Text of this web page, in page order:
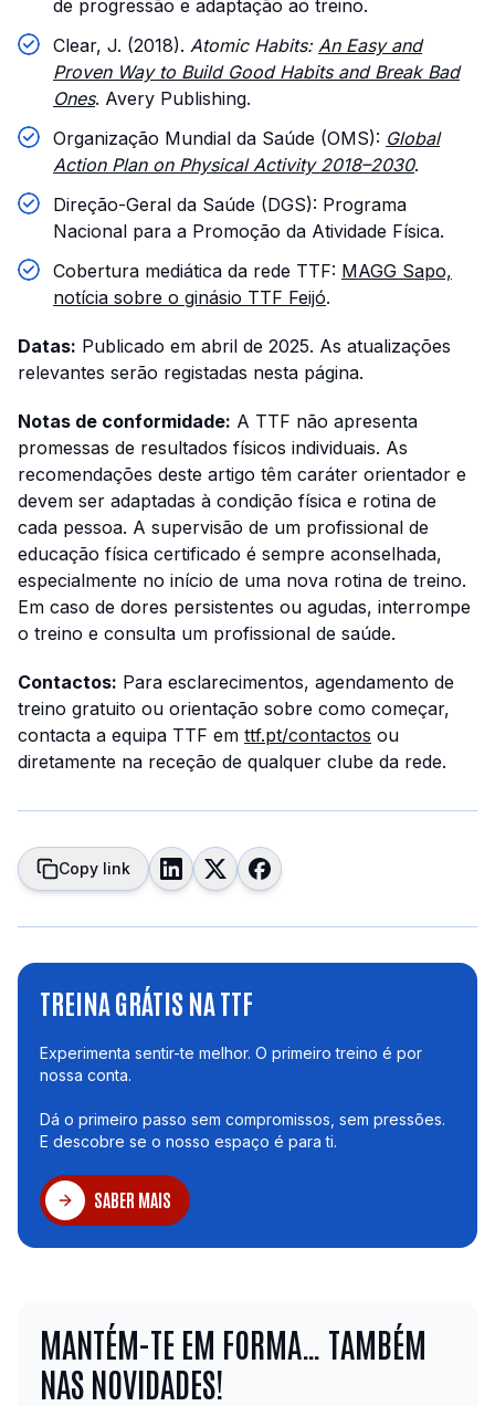
de progressão e adaptação ao treino.
Clear, J. (2018). Atomic Habits: An Easy and
Proven Way to Build Good Habits and Break Bad
Ones. Avery Publishing.
Organização Mundial da Saúde (OMS): Global
Action Plan on Physical Activity 2018–2030.
Direção-Geral da Saúde (DGS): Programa
Nacional para a Promoção da Atividade Física.
Cobertura mediática da rede TTF: MAGG Sapo,
notícia sobre o ginásio TTF Feijó.
Datas: Publicado em abril de 2025. As atualizações
relevantes serão registadas nesta página.
Notas de conformidade: A TTF não apresenta
promessas de resultados físicos individuais. As
recomendações deste artigo têm caráter orientador e
devem ser adaptadas à condição física e rotina de
cada pessoa. A supervisão de um profissional de
educação física certificado é sempre aconselhada,
especialmente no início de uma nova rotina de treino.
Em caso de dores persistentes ou agudas, interrompe
o treino e consulta um profissional de saúde.
Contactos: Para esclarecimentos, agendamento de
treino gratuito ou orientação sobre como começar,
contacta a equipa TTF em ttf.pt/contactos ou
diretamente na receção de qualquer clube da rede.
Copy link
TREINA GRÁTIS NA TTF
Experimenta sentir-te melhor. O primeiro treino é por
nossa conta.
Dá o primeiro passo sem compromissos, sem pressões.
E descobre se o nosso espaço é para ti.
SABER MAIS
MANTÉM-TE EM FORMA… TAMBÉM
NAS NOVIDADES!